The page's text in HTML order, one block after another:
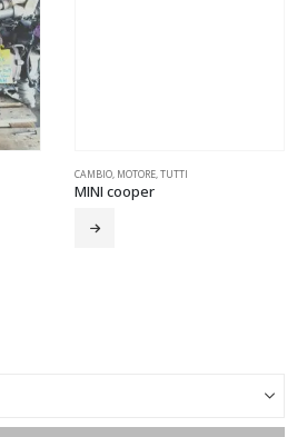
CAMBIO, MOTORE,TUTTI
MINI cooper